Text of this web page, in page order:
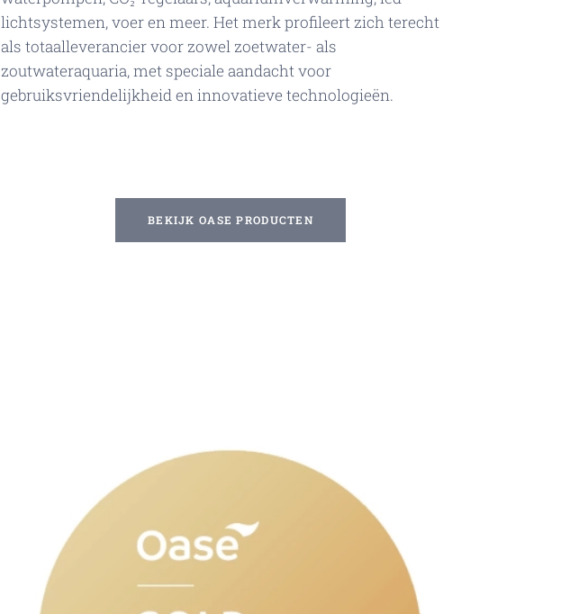
lichtsystemen, voer en meer. Het merk profileert zich terecht
als totaalleverancier voor zowel zoetwater- als
zoutwateraquaria, met speciale aandacht voor
gebruiksvriendelijkheid en innovatieve technologieën.
BEKIJK OASE PRODUCTEN